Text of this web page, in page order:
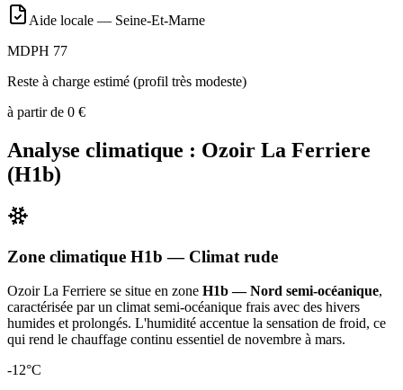
Aide locale — Seine-Et-Marne
MDPH 77
Reste à charge estimé (profil très modeste)
à partir de 0 €
Analyse climatique : Ozoir La Ferriere
(H1b)
Zone climatique H1b — Climat rude
Ozoir La Ferriere se situe en zone H1b — Nord semi-océanique,
caractérisée par un climat semi-océanique frais avec des hivers
humides et prolongés. L'humidité accentue la sensation de froid, ce
qui rend le chauffage continu essentiel de novembre à mars.
-12°C